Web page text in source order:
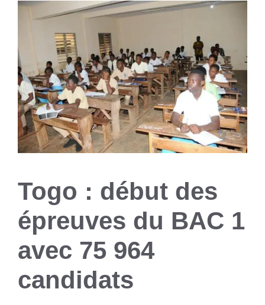
Togo : début des
épreuves du BAC 1
avec 75 964
candidats